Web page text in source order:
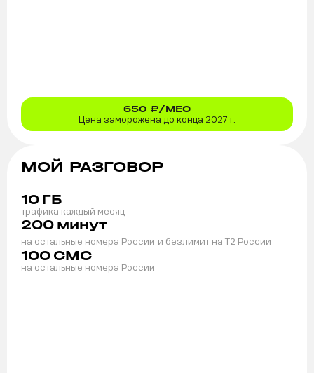
650 ₽/МЕС
Цена заморожена до конца 2027 г.
МОЙ РАЗГОВОР
10 ГБ
трафика каждый месяц
200 минут
на остальные номера России и безлимит на T2 России
100 СМС
на остальные номера России